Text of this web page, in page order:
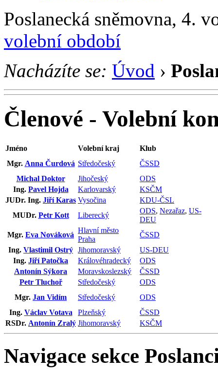
Poslanecká sněmovna, 4.
volební období
Nacházíte se: Úvod ›
Členové - Volební
Jméno Volební kraj
Klub
Mgr. Anna Čurdová Středočeský
ČSSD
Michal Doktor
Jihočeský
ODS
Ing. Pavel Hojda Karlovarský
KSČM
JUDr. Ing. Jiří Karas Vysočina
KDU-ČSL
MUDr. Petr Kott Liberecký
ODS, Nezařaz, US-
DEU
Mgr. Eva Nováková
Hlavní město
Praha
ČSSD
Ing. Vlastimil Ostrý Jihomoravský
US-DEU
Ing. Jiří Patočka Královéhradecký
ODS
Antonín Sýkora
Moravskoslezský
ČSSD
Petr Tluchoř
Středočeský
ODS
Mgr. Jan Vidím Středočeský
ODS
Ing. Václav Votava Plzeňský
ČSSD
RSDr. Antonín Zralý Jihomoravský KSČM
Navigace sekce